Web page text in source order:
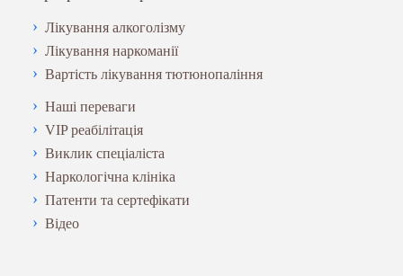
Лікування алкоголізму
Лікування наркоманії
Вартість лікування тютюнопаління
Наші переваги
VIP реабілітація
Виклик спеціаліста
Наркологічна клініка
Патенти та сертефікати
Відео